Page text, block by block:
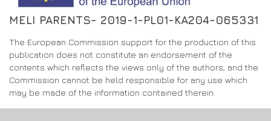
MELI PARENTS- 2019-1-PL01-KA204-065331
The European Commission support for the production of this
publication does not constitute an endorsement of the
contents which reflects the views only of the authors, and the
Commission cannot be held responsible for any use which
may be made of the information contained therein.